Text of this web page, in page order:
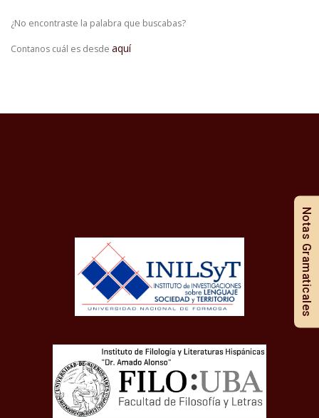
¿No encontraste la palabra que buscabas?
Contanos cuál es desde aquí
Notas Gramaticales